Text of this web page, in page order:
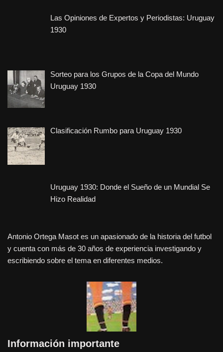
Las Opiniones de Expertos y Periodistas: Uruguay
1930
Sorteo para los Grupos de la Copa del Mundo
Uruguay 1930
Clasificación Rumbo para Uruguay 1930
Uruguay 1930: Donde el Sueño de un Mundial Se
Hizo Realidad
Antonio Ortega Masot es un apasionado de la historia del futbol
y cuenta con más de 30 años de experiencia investigando y
escribiendo sobre el tema en diferentes medios.
Información importante